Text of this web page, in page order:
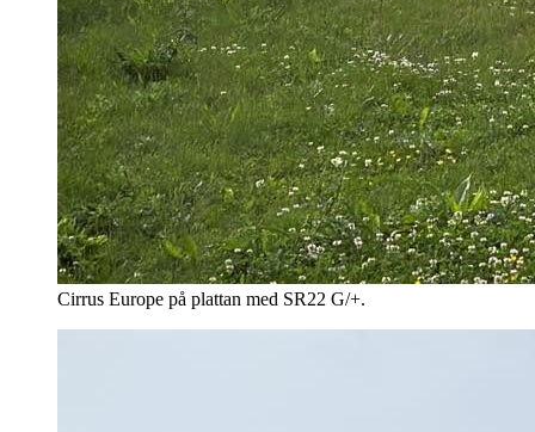
Cirrus Europe på plattan med SR22 G/+.